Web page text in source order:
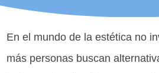
En el mundo de la estética no
más personas buscan